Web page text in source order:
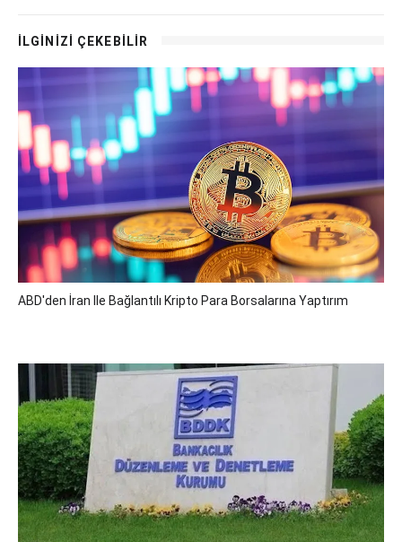
İLGİNİZİ ÇEKEBİLİR
ABD'den İran Ile Bağlantılı Kripto Para Borsalarına Yaptırım